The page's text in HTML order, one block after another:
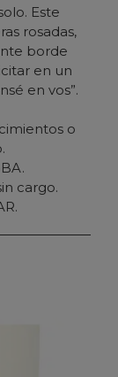
Este
rosadas,
borde
en un
en vos”.
o
cargo.